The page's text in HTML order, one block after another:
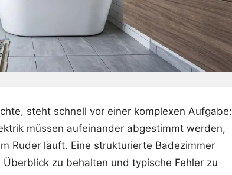
steht schnell vor einer komplexen Aufgabe:
müssen aufeinander abgestimmt werden,
Ruder läuft. Eine strukturierte Badezimmer
zu behalten und typische Fehler zu